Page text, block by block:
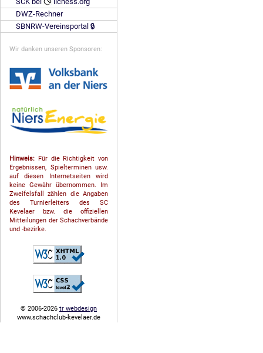
DWZ-Rechner
SBNRW-Vereinsportal 🔒
Wir danken unseren Sponsoren:
Hinweis: Für die Richtigkeit von
Ergebnissen, Spielterminen usw.
auf diesen Internetseiten wird
keine Gewähr übernommen. Im
Zweifelsfall zählen die Angaben
des Turnierleiters des SC
Kevelaer bzw. die offiziellen
Mitteilungen der Schach­ver­bände
und -bezirke.
© 2006-2026 tr webdesign
www.schachclub-kevelaer.de